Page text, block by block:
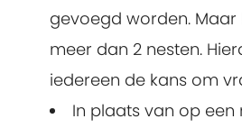
gevoegd worden.
meer dan 2 nesten.
iedereen de kans om
In plaats van op